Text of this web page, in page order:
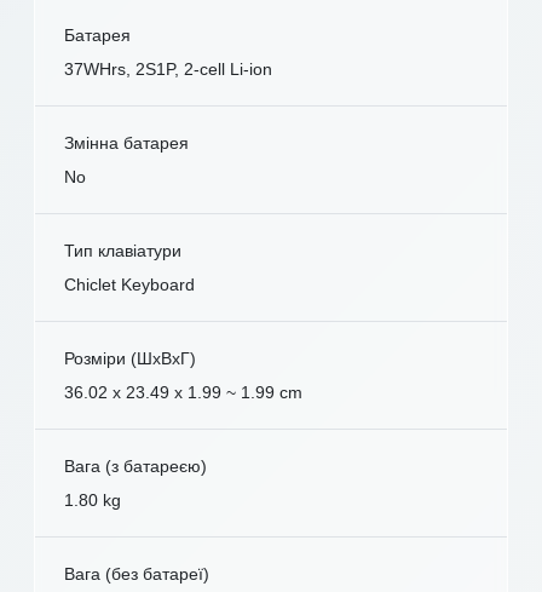
Батарея
37WHrs, 2S1P, 2-cell Li-ion
Змінна батарея
No
Тип клавіатури
Chiclet Keyboard
Розміри (ШxВxГ)
36.02 x 23.49 x 1.99 ~ 1.99 cm
Вага (з батареєю)
1.80 kg
Вага (без батареї)